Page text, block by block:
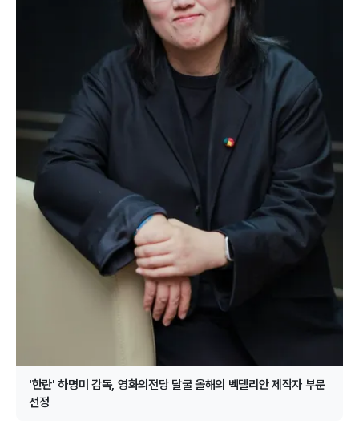
'한란' 하명미 감독, 영화의전당 달굴 올해의 벡델리안 제작자 부문
선정